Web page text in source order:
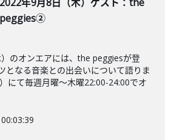
peggies②
のオンエアには、the peggiesが登
となる音楽との出会いについて語りま
にて毎週月曜～木曜22:00-24:00でオ
00:03:39